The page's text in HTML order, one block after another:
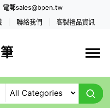
電郵sales@bpen.tw
聯絡我們 客製禮品資訊